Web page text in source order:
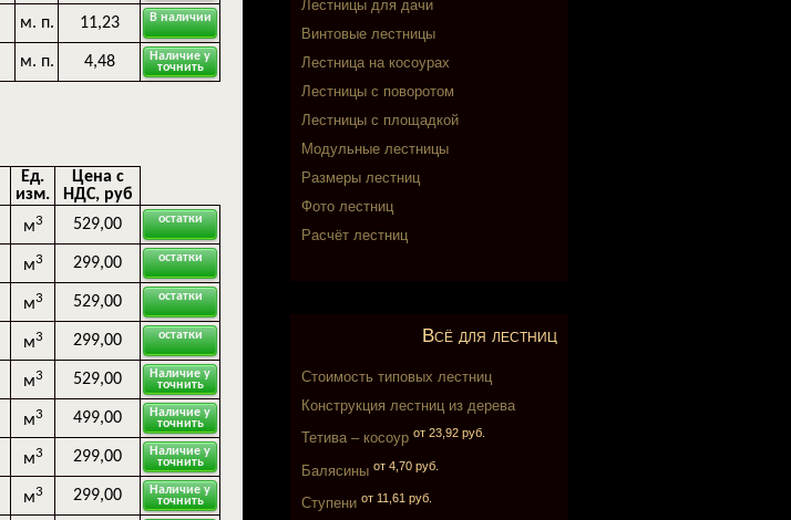
м. п. 11,23 В наличии
м. п. 4,48
Наличие у
точнить
Ед.
изм.
Цена с
НДС, руб
м3 529,00 остатки
м3 299,00 остатки
м3 529,00 остатки
м3 299,00 остатки
м3 529,00
Наличие у
точнить
м3 499,00
Наличие у
точнить
м3 299,00
Наличие у
точнить
м3 299,00
Наличие у
точнить
Лестницы для дачи
Винтовые лестницы
Лестница на косоурах
Лестницы с поворотом
Лестницы с площадкой
Модульные лестницы
Размеры лестниц
Фото лестниц
Расчёт лестниц
Всё для лестниц
Стоимость типовых лестниц
Конструкция лестниц из дерева
Тетива – косоур от 23,92 руб.
Балясины от 4,70 руб.
Ступени от 11,61 руб.